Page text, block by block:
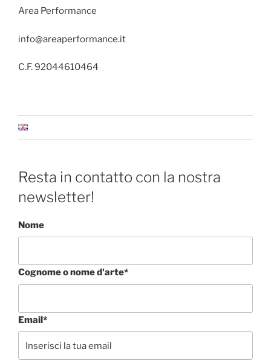
Area Performance
info@areaperformance.it
C.F. 92044610464
Resta in contatto con la nostra
newsletter!
Nome
Cognome o nome d'arte*
Email*